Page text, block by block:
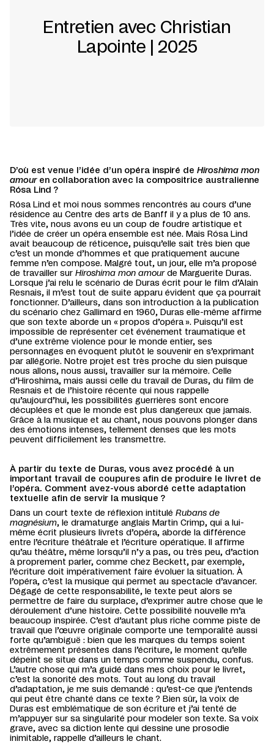
Entretien avec Christian
Lapointe | 2025
D’où est venue l’idée d’un opéra inspiré de Hiroshima mon
amouren collaboration avec la compositrice australienne
Rósa Lind ?
Rósa Lind et moi nous sommes rencontrés au cours d’une
résidence au Centre des arts de Banff il y a plus de 10 ans.
Très vite, nous avons eu un coup de foudre artistique et
l’idée de créer un opéra ensemble est née. Mais Rósa Lind
avait beaucoup de réticence, puisqu’elle sait très bien que
c’est un monde d’hommes et que pratiquement aucune
femme n’en compose. Malgré tout, un jour, elle m’a proposé
de travailler sur Hiroshima mon amourde Marguerite Duras.
Lorsque j’ai relu le scénario de Duras écrit pour le film d’Alain
Resnais, il m’est tout de suite apparu évident que ça pourrait
fonctionner. D’ailleurs, dans son introduction à la publication
du scénario chez Gallimard en 1960, Duras elle-même affirme
que son texte aborde un « propos d’opéra ». Puisqu’il est
impossible de représenter cet événement traumatique et
d’une extrême violence pour le monde entier, ses
personnages en évoquent plutôt le souvenir en s’exprimant
par allégorie. Notre projet est très proche du sien puisque
nous allons, nous aussi, travailler sur la mémoire. Celle
d’Hiroshima, mais aussi celle du travail de Duras, du film de
Resnais et de l’histoire récente qui nous rappelle
qu’aujourd’hui, les possibilités guerrières sont encore
décuplées et que le monde est plus dangereux que jamais.
Grâce à la musique et au chant, nous pouvons plonger dans
des émotions intenses, tellement denses que les mots
peuvent difficilement les transmettre.
À partir du texte de Duras, vous avez procédé à un
important travail de coupures afin de produire le livret de
l’opéra. Comment avez-vous abordé cette adaptation
textuelle afin de servir la musique ?
Dans un court texte de réflexion intitulé Rubans de
magnésium, le dramaturge anglais Martin Crimp, qui a lui-
même écrit plusieurs livrets d’opéra, aborde la différence
entre l’écriture théâtrale et l’écriture opératique. Il affirme
qu’au théâtre, même lorsqu’il n’y a pas, ou très peu, d’action
à proprement parler, comme chez Beckett, par exemple,
l’écriture doit impérativement faire évoluer la situation. À
l’opéra, c’est la musique qui permet au spectacle d’avancer.
Dégagé de cette responsabilité, le texte peut alors se
permettre de faire du surplace, d’exprimer autre chose que le
déroulement d’une histoire. Cette possibilité nouvelle m’a
beaucoup inspirée. C’est d’autant plus riche comme piste de
travail que l’œuvre originale comporte une temporalité aussi
forte qu’ambiguë : bien que les marques du temps soient
extrêmement présentes dans l’écriture, le moment qu’elle
dépeint se situe dans un temps comme suspendu, confus.
L’autre chose qui m’a guidé dans mes choix pour le livret,
c’est la sonorité des mots. Tout au long du travail
d’adaptation, je me suis demandé : qu’est-ce que j’entends
qui peut être chanté dans ce texte ? Bien sûr, la voix de
Duras est emblématique de son écriture et j’ai tenté de
m’appuyer sur sa singularité pour modeler son texte. Sa voix
grave, avec sa diction lente qui dessine une prosodie
inimitable, rappelle d’ailleurs le chant.